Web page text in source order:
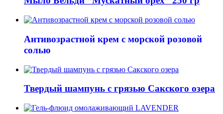
Антивозрастной крем с морской розовой
солью
Твердый шампунь с грязью Сакского озера